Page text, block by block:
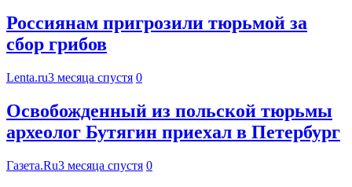
Россиянам пригрозили тюрьмой за
сбор грибов
Lenta.ru3 месяца спустя 0
Освобожденный из польской тюрьмы
археолог Бутягин приехал в Петербург
Газета.Ru3 месяца спустя 0